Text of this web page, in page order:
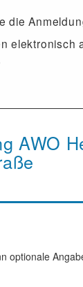
die
elektronisch
AWO
optionale